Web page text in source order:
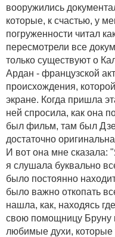
вооружились
которые, к счастью, у
погруженности читал
пересмотрели все
только существуют о
Ардан - французской
происхождения,
экране. Когда пришла
ней спросила, как она
был фильм, там был
достаточно
И вот она мне сказала:
я слушала буквально
было постоянно
было важно откопать
нашла, как, находясь
свою помощницу Бруну
любимые духи, которые